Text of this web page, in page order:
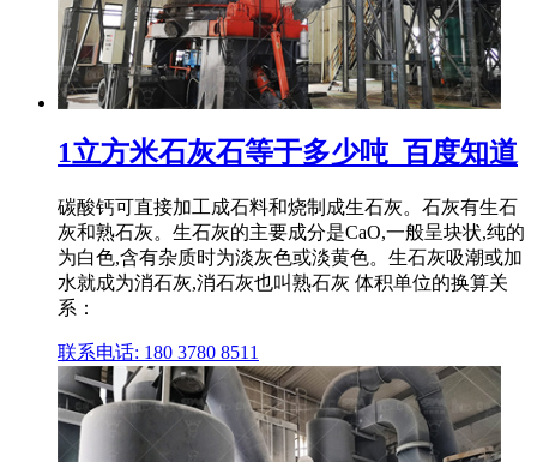
1立方米石灰石等于多少吨_百度知道
碳酸钙可直接加工成石料和烧制成生石灰。石灰有生石
灰和熟石灰。生石灰的主要成分是CaO,一般呈块状,纯的
为白色,含有杂质时为淡灰色或淡黄色。生石灰吸潮或加
水就成为消石灰,消石灰也叫熟石灰 体积单位的换算关
系：
联系电话: 180 3780 8511